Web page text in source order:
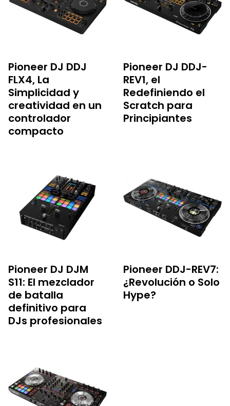
Pioneer DJ DDJ
FLX4, La
Simplicidad y
creatividad en un
controlador
compacto
Pioneer DJ DDJ-
REV1, el
Redefiniendo el
Scratch para
Principiantes
Pioneer DJ DJM
S11: El mezclador
de batalla
definitivo para
DJs profesionales
Pioneer DDJ-REV7:
¿Revolución o Solo
Hype?